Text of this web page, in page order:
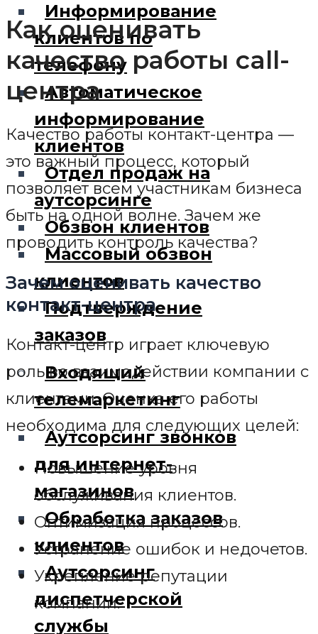
Информирование
клиентов по
телефону
Автоматическое
информирование
клиентов
Отдел продаж на
аутсорсинге
Обзвон клиентов
Массовый обзвон
клиентов
Подтверждение
заказов
Входящий
телемаркетинг
Аутсорсинг звонков
для интернет-
магазинов
Обработка заказов
клиентов
Аутсорсинг
диспетчерской
службы
Как оценивать
качество работы call-
центра
Качество работы контакт-центра —
это важный процесс, который
позволяет всем участникам бизнеса
быть на одной волне. Зачем же
проводить контроль качества?
Зачем оценивать качество
контакт-центра
Контакт-центр играет ключевую
роль во взаимодействии компании с
клиентами. Оценка его работы
необходима для следующих целей:
Повышение уровня
обслуживания клиентов.
Оптимизация процессов.
Устранение ошибок и недочетов.
Укрепление репутации
компании.